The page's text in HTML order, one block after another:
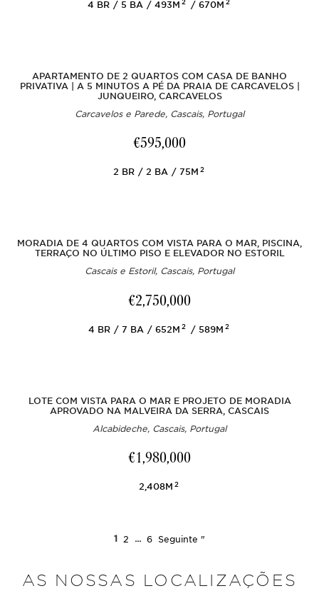
4 BR 5 BA 493M2 670M2
APARTAMENTO DE 2 QUARTOS COM CASA DE BANHO
PRIVATIVA | A 5 MINUTOS A PÉ DA PRAIA DE CARCAVELOS |
JUNQUEIRO, CARCAVELOS
Carcavelos e Parede, Cascais, Portugal
€595,000
2 BR 2 BA 75M2
MORADIA DE 4 QUARTOS COM VISTA PARA O MAR, PISCINA,
TERRAÇO NO ÚLTIMO PISO E ELEVADOR NO ESTORIL
Cascais e Estoril, Cascais, Portugal
€2,750,000
4 BR 7 BA 652M2 589M2
LOTE COM VISTA PARA O MAR E PROJETO DE MORADIA
APROVADO NA MALVEIRA DA SERRA, CASCAIS
Alcabideche, Cascais, Portugal
€1,980,000
2,408M2
1 2 ... 6 Seguinte "
AS NOSSAS LOCALIZAÇÕES